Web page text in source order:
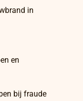
in
en
bij fraude